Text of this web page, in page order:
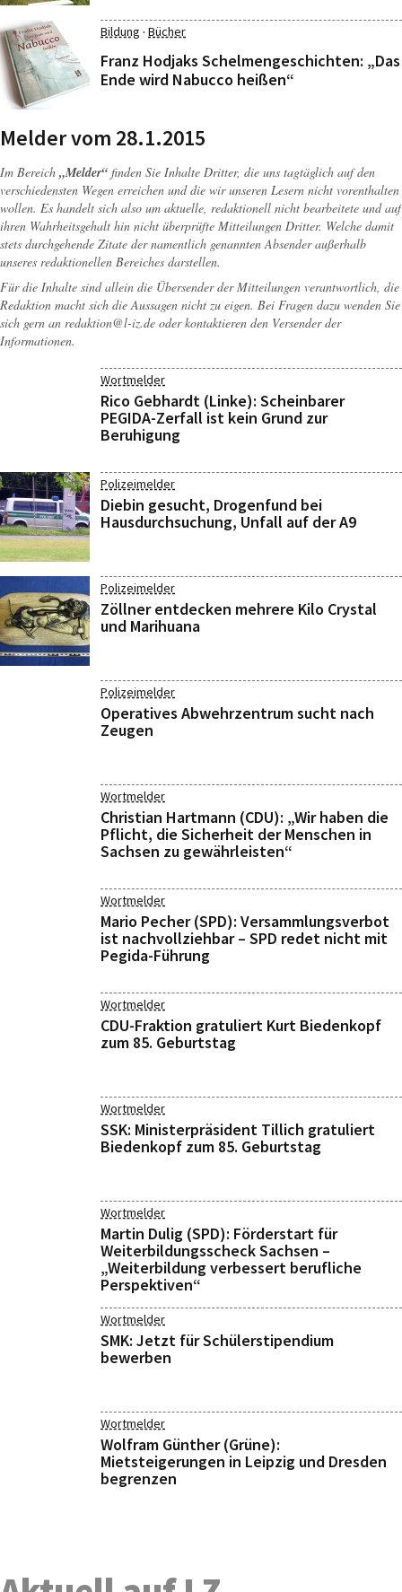
Bildung · Bücher
Franz Hodjaks Schelmengeschichten: „Das
Ende wird Nabucco heißen“
Melder vom 28.1.2015
Im Bereich „Melder“ finden Sie Inhalte Dritter, die uns tagtäglich auf den
verschiedensten Wegen erreichen und die wir unseren Lesern nicht vorenthalten
wollen. Es handelt sich also um aktuelle, redaktionell nicht bearbeitete und auf
ihren Wahrheitsgehalt hin nicht überprüfte Mitteilungen Dritter. Welche damit
stets durchgehende Zitate der namentlich genannten Absender außerhalb
unseres redaktionellen Bereiches darstellen.
Für die Inhalte sind allein die Übersender der Mitteilungen verantwortlich, die
Redaktion macht sich die Aussagen nicht zu eigen. Bei Fragen dazu wenden Sie
sich gern an redaktion@l-iz.de oder kontaktieren den Versender der
Informationen.
Wortmelder
Rico Gebhardt (Linke): Scheinbarer
PEGIDA-Zerfall ist kein Grund zur
Beruhigung
Polizeimelder
Diebin gesucht, Drogenfund bei
Hausdurchsuchung, Unfall auf der A9
Polizeimelder
Zöllner entdecken mehrere Kilo Crystal
und Marihuana
Polizeimelder
Operatives Abwehrzentrum sucht nach
Zeugen
Wortmelder
Christian Hartmann (CDU): „Wir haben die
Pflicht, die Sicherheit der Menschen in
Sachsen zu gewährleisten“
Wortmelder
Mario Pecher (SPD): Versammlungsverbot
ist nachvollziehbar – SPD redet nicht mit
Pegida-Führung
Wortmelder
CDU-Fraktion gratuliert Kurt Biedenkopf
zum 85. Geburtstag
Wortmelder
SSK: Ministerpräsident Tillich gratuliert
Biedenkopf zum 85. Geburtstag
Wortmelder
Martin Dulig (SPD): Förderstart für
Weiterbildungsscheck Sachsen –
„Weiterbildung verbessert berufliche
Perspektiven“
Wortmelder
SMK: Jetzt für Schülerstipendium
bewerben
Wortmelder
Wolfram Günther (Grüne):
Mietsteigerungen in Leipzig und Dresden
begrenzen